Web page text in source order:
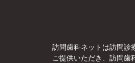
訪問歯科ネットは訪問診
ご提供いただき、訪問歯